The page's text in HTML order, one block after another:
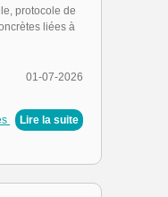
protocole de
liées à
01-07-2026
Lire la suite